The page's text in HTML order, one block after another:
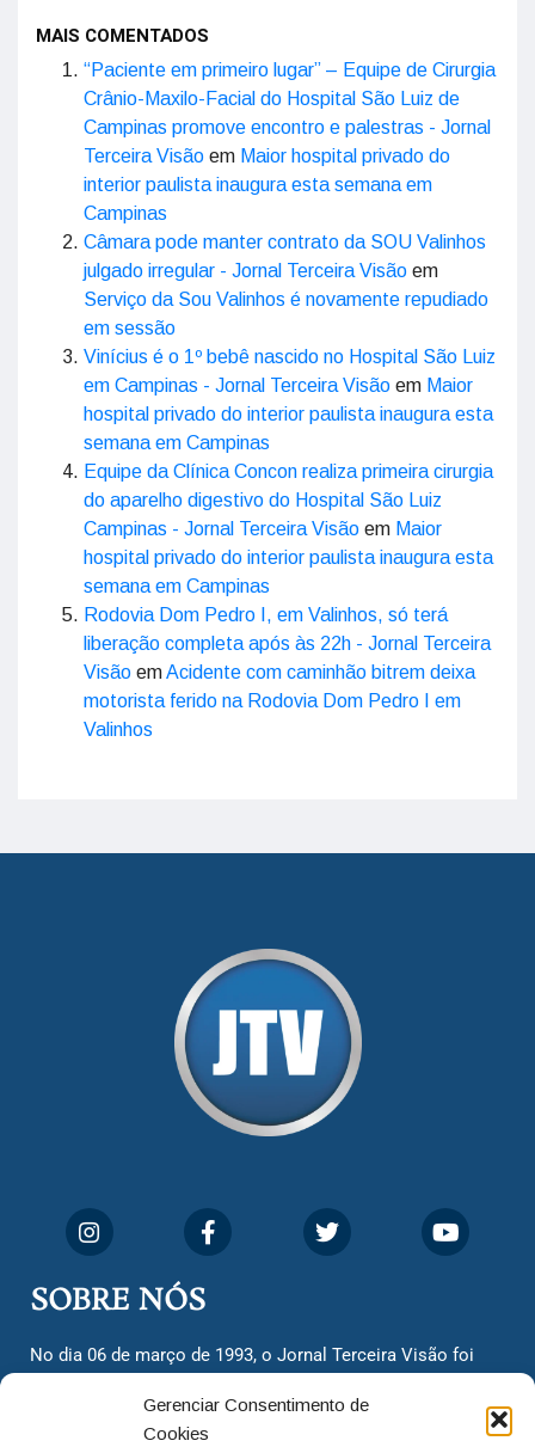
Gerenciar Consentimento de
Cookies
MAIS COMENTADOS
“Paciente em primeiro lugar” – Equipe de Cirurgia
Crânio-Maxilo-Facial do Hospital São Luiz de
Campinas promove encontro e palestras - Jornal
Terceira Visão em Maior hospital privado do
interior paulista inaugura esta semana em
Campinas
Câmara pode manter contrato da SOU Valinhos
julgado irregular - Jornal Terceira Visão em
Serviço da Sou Valinhos é novamente repudiado
em sessão
Vinícius é o 1º bebê nascido no Hospital São Luiz
em Campinas - Jornal Terceira Visão em Maior
hospital privado do interior paulista inaugura esta
semana em Campinas
Equipe da Clínica Concon realiza primeira cirurgia
do aparelho digestivo do Hospital São Luiz
Campinas - Jornal Terceira Visão em Maior
hospital privado do interior paulista inaugura esta
semana em Campinas
Rodovia Dom Pedro I, em Valinhos, só terá
liberação completa após às 22h - Jornal Terceira
Visão emAcidente com caminhão bitrem deixa
motorista ferido na Rodovia Dom Pedro I em
Valinhos
SOBRE NÓS
No dia 06 de março de 1993, o Jornal Terceira Visão foi
cidadãos valinhenses, já que naquela época só existiam
dois jornais. Há mais de 30 anos, o jornal continua